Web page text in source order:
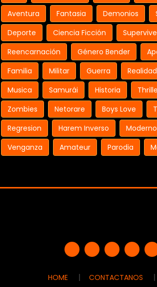
Aventura
Fantasia Demonios
Deporte
Ciencia Ficción
Reencarnación
Género Bender
Familia
Militar Guerra Realidad
Musica
Samurái Historia
Zombies
Netorare Boys Love
Regresion
Harem Inverso Moderno
Venganza
Amateur Parodia
HOME CONTACTANOS